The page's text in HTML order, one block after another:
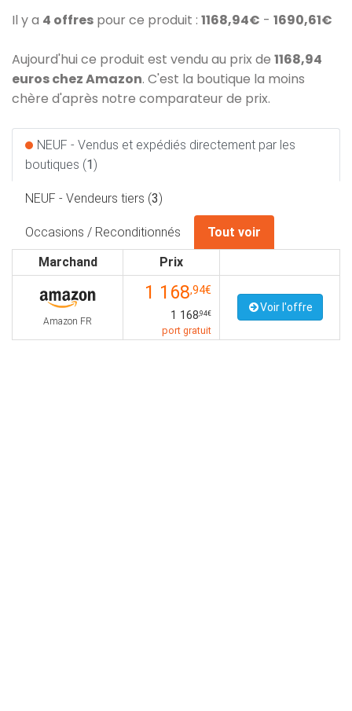
Il y a 4 offres pour ce produit : 1168,94€ - 1690,61€
Aujourd'hui ce produit est vendu au prix de 1168,94
euros chez Amazon. C'est la boutique la moins
chère d'après notre comparateur de prix.
NEUF - Vendus et expédiés directement par les
boutiques (1)
NEUF - Vendeurs tiers (3)
Occasions / Reconditionnés
Tout voir
Marchand
Prix
Amazon FR
1 168,94€
1 168,94€
port gratuit
Voir l'offre